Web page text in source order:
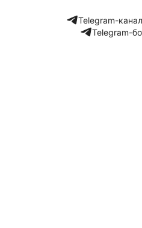
Telegram-
Telegram-